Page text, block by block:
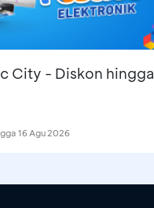
City - Diskon hingga
16 Agu 2026